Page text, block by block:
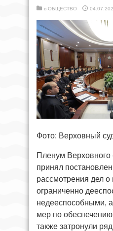
в ОБЩЕСТВО
Фото: Верховный
Пленум Верховного
принял
рассмотрения дел
ограниченно
недееспособными,
мер по
также затронули